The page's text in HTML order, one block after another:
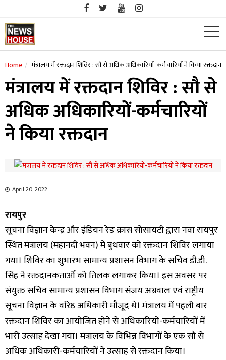
content
Home मंत्रालय में रक्तदान शिविर : सौ से अधिक अधिकारियों-कर्मचारियों ने किया रक्तदान
मंत्रालय में रक्तदान शिविर : सौ से
अधिक अधिकारियों-कर्मचारियों
ने किया रक्तदान
April 20, 2022
रायपुर
सूचना विज्ञान केन्द्र और इंडियन रेड क्रास सोसायटी द्वारा नवा रायपुर
स्थित मंत्रालय (महानदी भवन) में बुधवार को रक्तदान शिविर लगाया
गया। शिविर का शुभारंभ सामान्य प्रशासन विभाग के सचिव डी.डी.
सिंह ने रक्तदानकतार्ओं को तिलक लगाकर किया। इस अवसर पर
संयुक्त सचिव सामान्य प्रशासन विभाग संजय अग्रवाल एवं राष्ट्रीय
सूचना विज्ञान के वरिष्ठ अधिकारी मौजूद थे। मंत्रालय में पहली बार
रक्तदान शिविर का आयोजित होने से अधिकारियों-कर्मचारियों में
भारी उत्साह देखा गया। मंत्रालय के विभिन्न विभागों के एक सौ से
अधिक अधिकारी-कर्मचारियों ने उत्साह से रक्तदान किया।